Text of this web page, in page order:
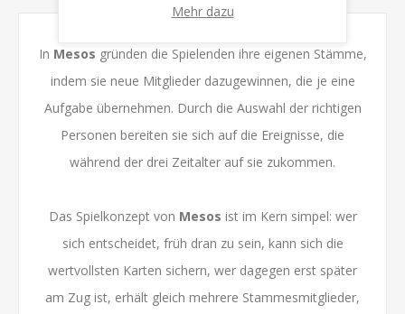
In Mesos gründen die Spielenden ihre eigenen Stämme,
indem sie neue Mitglieder dazugewinnen, die je eine
Aufgabe übernehmen. Durch die Auswahl der richtigen
Personen bereiten sie sich auf die Ereignisse, die
während der drei Zeitalter auf sie zukommen.
Das Spielkonzept von Mesos ist im Kern simpel: wer
sich entscheidet, früh dran zu sein, kann sich die
wertvollsten Karten sichern, wer dagegen erst später
am Zug ist, erhält gleich mehrere Stammesmitglieder,
Mehr dazu